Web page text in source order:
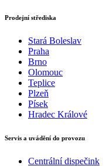
Prodejní střediska
Stará Boleslav
Praha
Brno
Olomouc
Teplice
Plzeň
Písek
Hradec Králové
Servis a uvádění do provozu
Centrální dispečink